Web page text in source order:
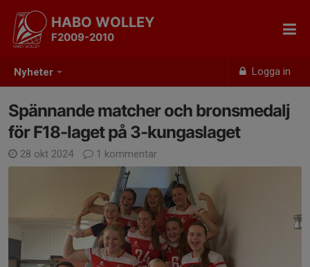
Nyheter Logga in
HABO WOLLEY
F2009-2010
Spännande matcher och bronsmedalj
för F18-laget på 3-kungaslaget
28 okt 2024 1 kommentar